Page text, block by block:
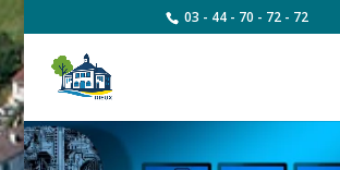
03 - 44 - 70 - 72 - 72